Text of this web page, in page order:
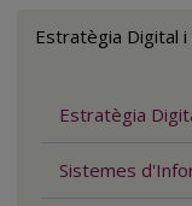
Estratègia Digital i
Estratègia
Sistemes